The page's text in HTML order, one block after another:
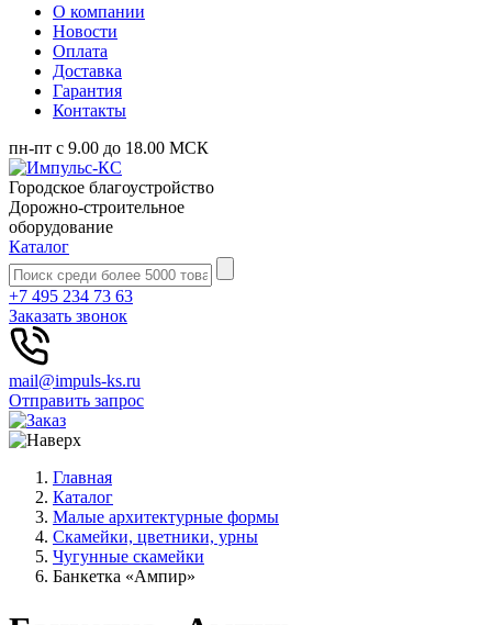
О компании
Новости
Оплата
Доставка
Гарантия
Контакты
пн-пт с 9.00 до 18.00 МСК
Городское благоустройство
Дорожно-строительное
оборудование
Каталог
+7 495 234 73 63
Заказать звонок
mail@impuls-ks.ru
Отправить запрос
Главная
Каталог
Малые архитектурные формы
Скамейки, цветники, урны
Чугунные скамейки
Банкетка «Ампир»